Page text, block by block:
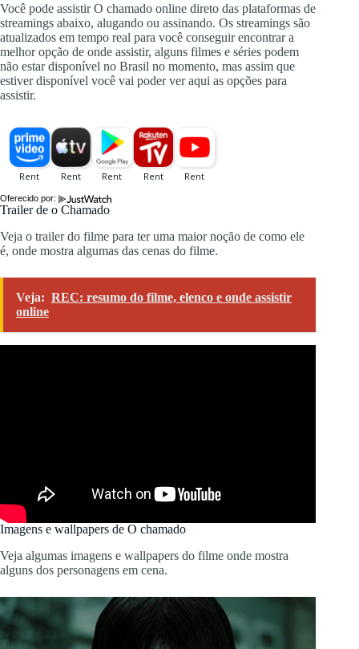
Você pode assistir O chamado online direto das plataformas de
streamings abaixo, alugando ou assinando. Os streamings são
atualizados em tempo real para você conseguir encontrar a
melhor opção de onde assistir, alguns filmes e séries podem
não estar disponível no Brasil no momento, mas assim que
estiver disponível você vai poder ver aqui as opções para
assistir.
Oferecido por:
Trailer de o Chamado
Veja o trailer do filme para ter uma maior noção de como ele
é, onde mostra algumas das cenas do filme.
Veja: REC: resumo do filme, elenco e onde assistir
online
Imagens e wallpapers de O chamado
Veja algumas imagens e wallpapers do filme onde mostra
alguns dos personagens em cena.